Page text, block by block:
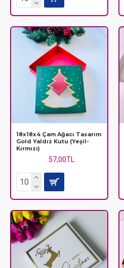
18x18x4 Çam Ağacı Tasarım
Gold Yaldız Kutu (Yeşil-
Kırmızı)
57,00TL